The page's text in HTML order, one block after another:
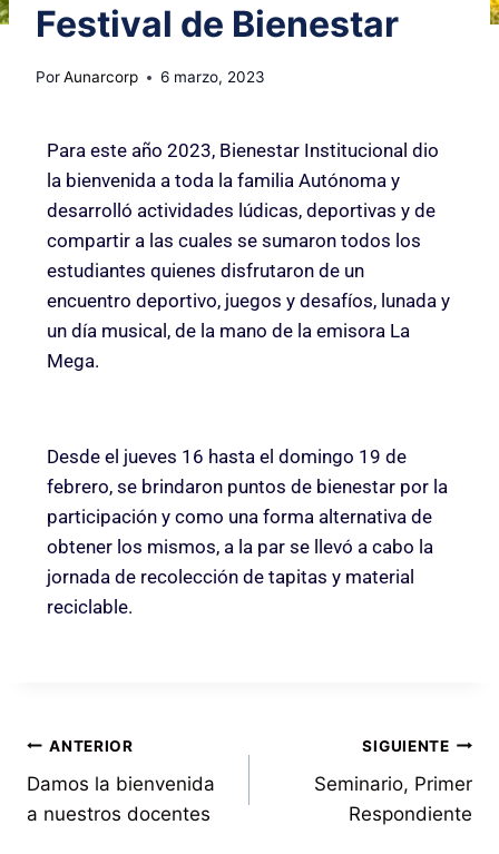
Festival de Bienestar
PorAunarcorp 6 marzo, 2023
Para este año 2023, Bienestar Institucional dio
la bienvenida a toda la familia Autónoma y
desarrolló actividades lúdicas, deportivas y de
compartir a las cuales se sumaron todos los
estudiantes quienes disfrutaron de un
encuentro deportivo, juegos y desafíos, lunada y
un día musical, de la mano de la emisora La
Mega.
Desde el jueves 16 hasta el domingo 19 de
febrero, se brindaron puntos de bienestar por la
participación y como una forma alternativa de
obtener los mismos, a la par se llevó a cabo la
jornada de recolección de tapitas y material
reciclable.
ANTERIOR
Damos la bienvenida
a nuestros docentes
SIGUIENTE
Seminario, Primer
Respondiente